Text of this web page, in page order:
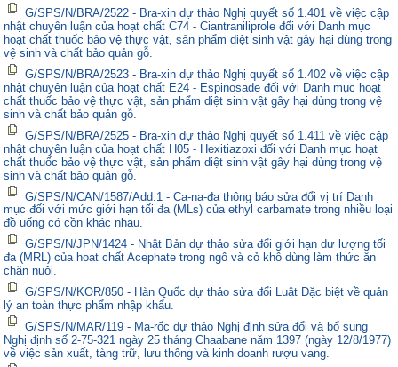
G/SPS/N/BRA/2522 - Bra-xin dự thảo Nghị quyết số 1.401 về việc cập
nhật chuyên luận của hoạt chất C74 - Ciantraniliprole đối với Danh mục
hoạt chất thuốc bảo vệ thực vật, sản phẩm diệt sinh vật gây hại dùng trong
vệ sinh và chất bảo quản gỗ.
G/SPS/N/BRA/2523 - Bra-xin dự thảo Nghị quyết số 1.402 về việc cập
nhật chuyên luận của hoạt chất E24 - Espinosade đối với Danh mục hoạt
chất thuốc bảo vệ thực vật, sản phẩm diệt sinh vật gây hại dùng trong vệ
sinh và chất bảo quản gỗ.
G/SPS/N/BRA/2525 - Bra-xin dự thảo Nghị quyết số 1.411 về việc cập
nhật chuyên luận của hoạt chất H05 - Hexitiazoxi đối với Danh mục hoạt
chất thuốc bảo vệ thực vật, sản phẩm diệt sinh vật gây hại dùng trong vệ
sinh và chất bảo quản gỗ.
G/SPS/N/CAN/1587/Add.1 - Ca-na-đa thông báo sửa đổi vị trí Danh
mục đối với mức giới hạn tối đa (MLs) của ethyl carbamate trong nhiều loại
đồ uống có cồn khác nhau.
G/SPS/N/JPN/1424 - Nhật Bản dự thảo sửa đổi giới hạn dư lượng tối
đa (MRL) của hoạt chất Acephate trong ngô và cỏ khô dùng làm thức ăn
chăn nuôi.
G/SPS/N/KOR/850 - Hàn Quốc dự thảo sửa đổi Luật Đặc biệt về quản
lý an toàn thực phẩm nhập khẩu.
G/SPS/N/MAR/119 - Ma-rốc dự thảo Nghị định sửa đổi và bổ sung
Nghị định số 2-75-321 ngày 25 tháng Chaabane năm 1397 (ngày 12/8/1977)
về việc sản xuất, tàng trữ, lưu thông và kinh doanh rượu vang.